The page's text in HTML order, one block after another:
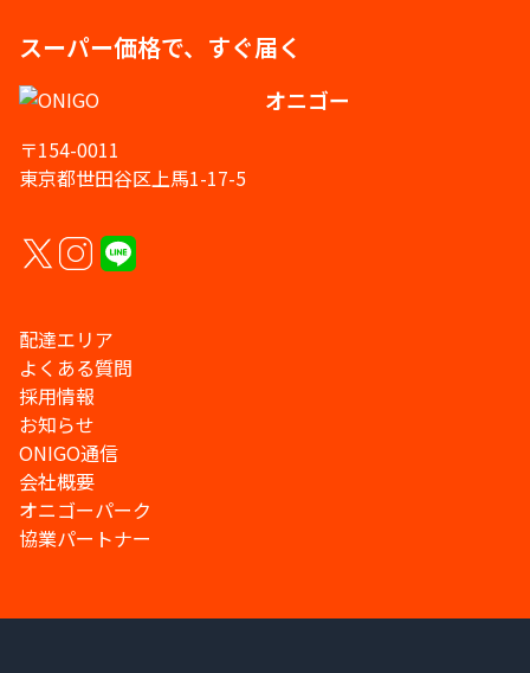
スーパー価格で、すぐ届く
オニゴー
〒154-0011
東京都世田谷区上馬1-17-5
配達エリア
よくある質問
採用情報
お知らせ
ONIGO通信
会社概要
オニゴーパーク
協業パートナー